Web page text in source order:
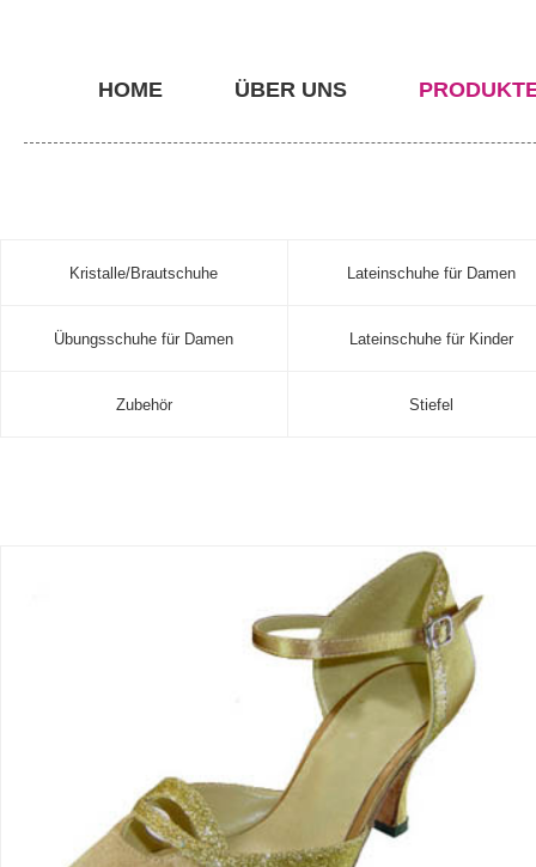
HOME ÜBER UNS
Kristalle/Brautschuhe Lateinschuhe für Damen
Übungsschuhe für Damen Lateinschuhe für Kinder
Zubehör Stiefel